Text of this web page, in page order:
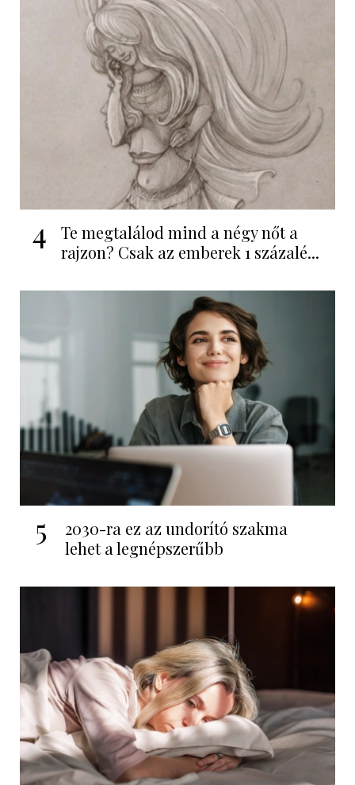
4
Te megtalálod mind a négy nőt a
rajzon? Csak az emberek 1 százalé...
5
2030-ra ez az undorító szakma
lehet a legnépszerűbb